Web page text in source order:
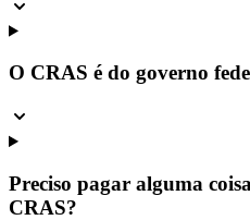
O CRAS é do governo
Preciso pagar alguma
CRAS?